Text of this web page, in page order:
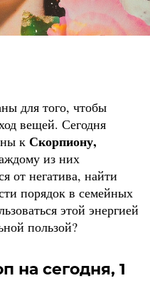
для того, чтобы
вещей. Сегодня
к Скорпиону,
из них
от негатива, найти
порядок в семейных
этой энергией
пользой?
на сегодня, 1